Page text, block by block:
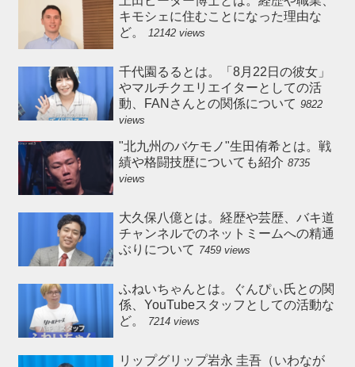
キモシェに住むことになった理由な
ど。
12142 views
千代園るるとは。「8月22日の彼女」
やマルチクエリエイターとしての活
動、FANさんとの関係について 9822
views
"北九州のバケモノ"生田侑希とは。戦
績や格闘技歴についても紹介 8735
views
大久保八億とは。経歴や芸歴、バキ道
チャンネルでのネットミームへの精通
ぶりについて 7459 views
ふねいちゃんとは。ぐんぴぃ氏との関
係、YouTubeスタッフとしての活動な
ど。
7214 views
リップグリップ岩永 圭吾（いわなが